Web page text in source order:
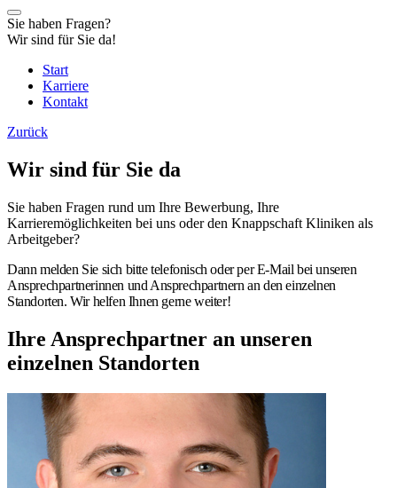
Sie haben Fragen?
Wir sind für Sie da!
Start
Karriere
Kontakt
Zurück
Wir sind für Sie da
Sie haben Fragen rund um Ihre Bewerbung, Ihre
Karrieremöglichkeiten bei uns oder den Knappschaft Kliniken als
Arbeitgeber?
Dann melden Sie sich bitte telefonisch oder per E-Mail bei unseren
Ansprechpartnerinnen und Ansprechpartnern an den einzelnen
Standorten.Wir helfen Ihnen gerne weiter!
Ihre Ansprechpartner an unseren
einzelnen Standorten